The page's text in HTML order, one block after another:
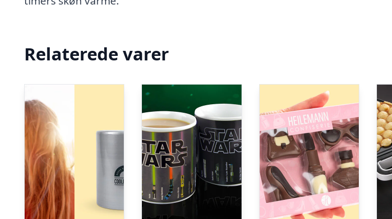
Relaterede varer